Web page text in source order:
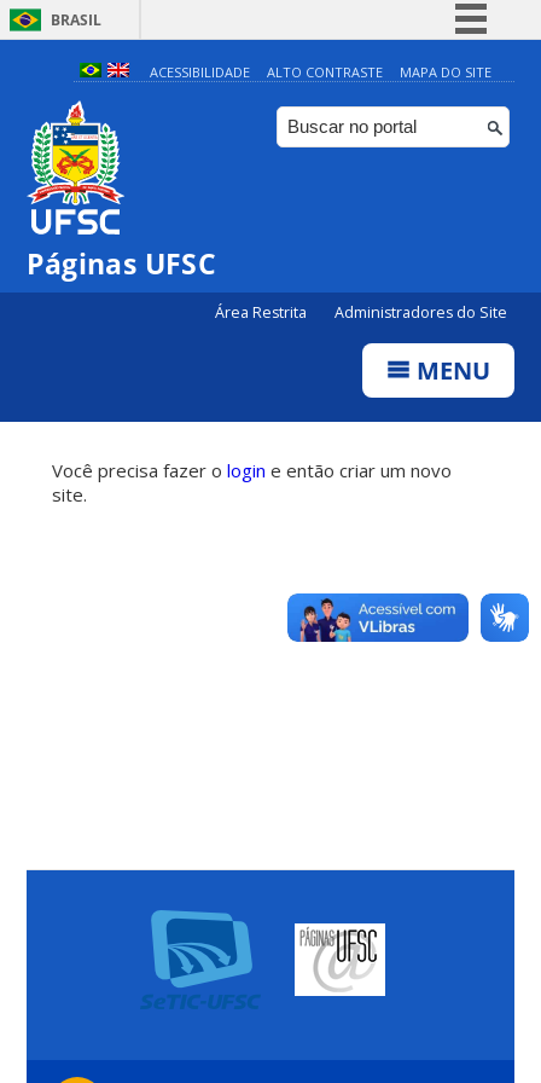
BRASIL
Simplifique!
Comunica BR
Participe
ACESSIBILIDADE ALTO CONTRASTE MAPA DO SITE
Páginas UFSC
Área Restrita Administradores do Site
MENU
Você precisa fazer o login e então criar um novo
site.